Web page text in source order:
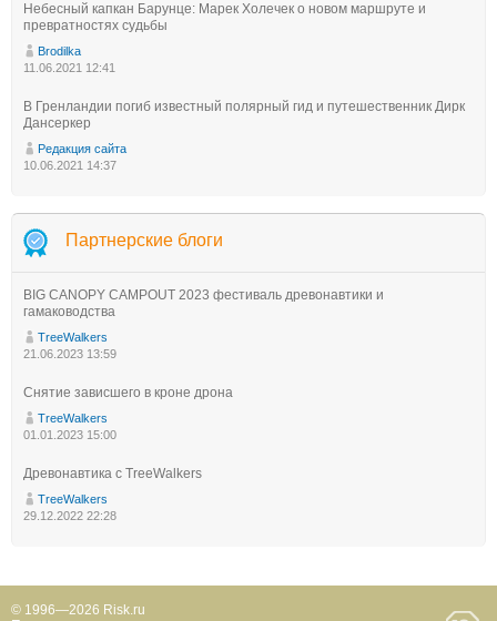
Небесный капкан Барунце: Марек Холечек о новом маршруте и
превратностях судьбы
Brodilka
11.06.2021 12:41
В Гренландии погиб известный полярный гид и путешественник Дирк
Дансеркер
Редакция сайта
10.06.2021 14:37
Партнерские блоги
BIG CANOPY CAMPOUT 2023 фестиваль древонавтики и
гамаководства
TreeWalkers
21.06.2023 13:59
Снятие зависшего в кроне дрона
TreeWalkers
01.01.2023 15:00
Древонавтика с TreeWalkers
TreeWalkers
29.12.2022 22:28
© 1996—2026 Risk.ru